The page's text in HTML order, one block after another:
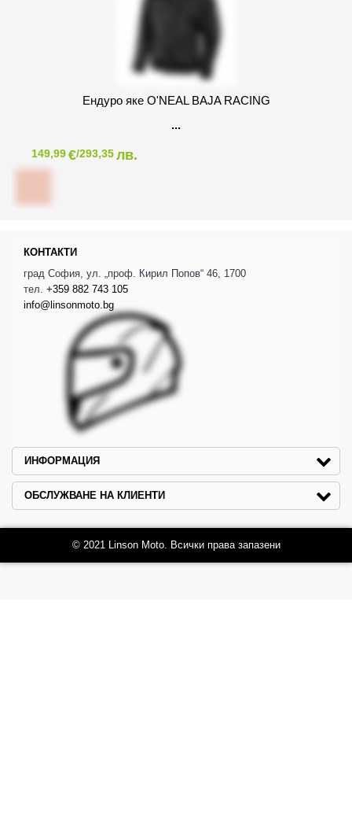
Ендуро яке O'NEAL BAJA RACING
149,99€/293,35лв.
КОНТАКТИ
град София, ул. „проф. Кирил Попов“ 46, 1700
тел. +359 882 743 105
info@linsonmoto.bg
ИНФОРМАЦИЯ
ОБСЛУЖВАНЕ НА КЛИЕНТИ
© 2021 Linson Moto. Всички права запазени